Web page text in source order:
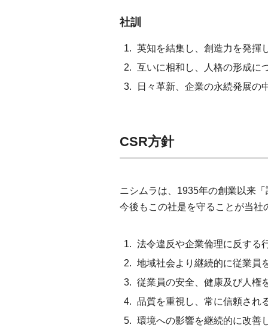
社訓
英知を結集し、創造力を発揮
互いに相和し、人格の形成に
日々革新、企業の永続発展の
CSR方針
ニシムラは、1935年の創業以来
今後もこの社是を守ることが当
法令違反や企業倫理に反する
地域社会より継続的に従業員
従業員の安全、健康及び人権
品質を重視し、常に信頼され
環境への影響を継続的に改善